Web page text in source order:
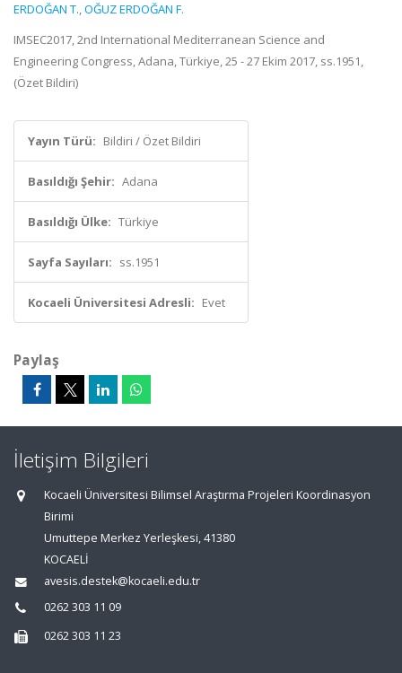
ERDOĞAN T.,OĞUZ ERDOĞAN F.
IMSEC2017, 2nd International Mediterranean Science and
Engineering Congress, Adana, Türkiye, 25 - 27 Ekim 2017, ss.1951,
(Özet Bildiri)
Yayın Türü: Bildiri / Özet Bildiri
Basıldığı Şehir: Adana
Basıldığı Ülke: Türkiye
Sayfa Sayıları: ss.1951
Kocaeli Üniversitesi Adresli: Evet
Paylaş
İletişim Bilgileri
Kocaeli Üniversitesi Bilimsel Araştırma Projeleri Koordinasyon
Birimi
Umuttepe Merkez Yerleşkesi, 41380
KOCAELİ
avesis.destek@kocaeli.edu.tr
0262 303 11 09
0262 303 11 23